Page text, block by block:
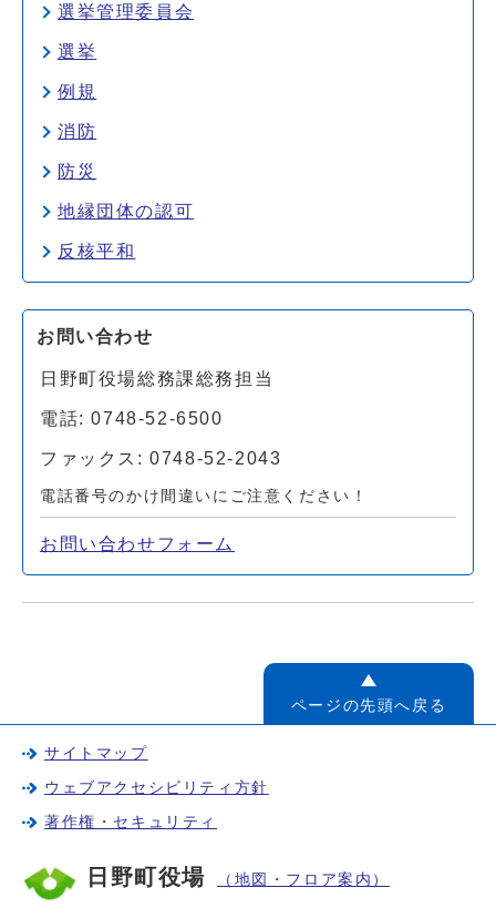
選挙管理委員会
選挙
例規
消防
防災
地縁団体の認可
反核平和
お問い合わせ
日野町役場総務課総務担当
電話: 0748-52-6500
ファックス: 0748-52-2043
電話番号のかけ間違いにご注意ください！
お問い合わせフォーム
ページの先頭へ戻る
サイトマップ
ウェブアクセシビリティ方針
著作権・セキュリティ
日野町役場 （地図・フロア案内）